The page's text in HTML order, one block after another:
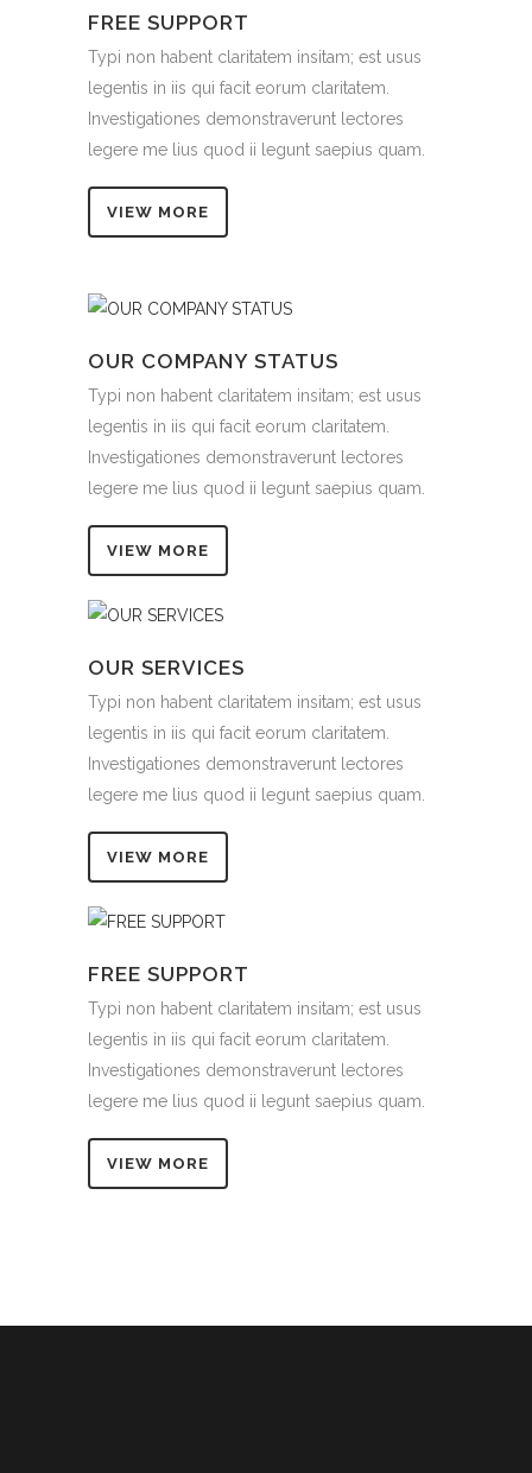
FREE SUPPORT
Typi non habent claritatem insitam; est usus
legentis in iis qui facit eorum claritatem.
Investigationes demonstraverunt lectores
legere me lius quod ii legunt saepius quam.
VIEW MORE
OUR COMPANY STATUS
Typi non habent claritatem insitam; est usus
legentis in iis qui facit eorum claritatem.
Investigationes demonstraverunt lectores
legere me lius quod ii legunt saepius quam.
VIEW MORE
OUR SERVICES
Typi non habent claritatem insitam; est usus
legentis in iis qui facit eorum claritatem.
Investigationes demonstraverunt lectores
legere me lius quod ii legunt saepius quam.
VIEW MORE
FREE SUPPORT
Typi non habent claritatem insitam; est usus
legentis in iis qui facit eorum claritatem.
Investigationes demonstraverunt lectores
legere me lius quod ii legunt saepius quam.
VIEW MORE